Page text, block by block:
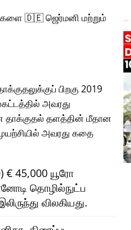
🇩🇪 ஜெர்மனி மற்றும்
பிறகு 2019
அவரது
தாக்குதல் தளத்தின் மீதான
அவரது கதை
€ 45,000 யூரோ
தொழில்நுட்ப
விலகியது.